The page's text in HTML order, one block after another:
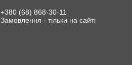
+380 (68) 868-30-11
Замовлення - тільки на сайті